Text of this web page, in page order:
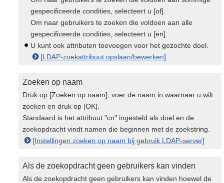
gespecificeerde condities, selecteert u [of].
Om naar gebruikers te zoeken die voldoen aan alle
gespecificeerde condities, selecteert u [en].
U kunt ook attributen toevoegen voor het gezochte doel.
[LDAP-zoekattribuut opslaan/bewerken]
Zoeken op naam
Druk op [Zoeken op naam], voer de naam in waarnaar u wilt
zoeken en druk op [OK].
Standaard is het attribuut "cn" ingesteld als doel en de
zoekopdracht vindt namen die beginnen met de zoekstring.
[Instellingen zoeken op naam bij gebruik LDAP-server]
Als de zoekopdracht geen gebruikers kan vinden
Als de zoekopdracht geen gebruikers kan vinden hoewel de